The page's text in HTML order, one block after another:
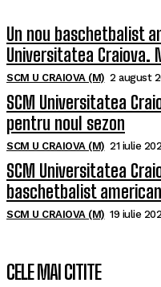
Un nou baschetbalist
Universitatea Craiova.
SCM U CRAIOVA (M) 2 august
SCM Universitatea
pentru noul sezon
SCM U CRAIOVA (M) 21 iulie
SCM Universitatea
baschetbalist
SCM U CRAIOVA (M) 19 iulie
CELE MAI CITITE